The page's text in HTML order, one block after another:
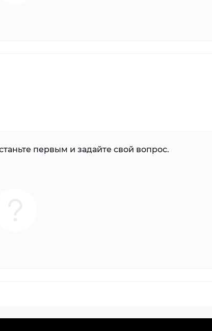
первым и задайте свой вопрос.